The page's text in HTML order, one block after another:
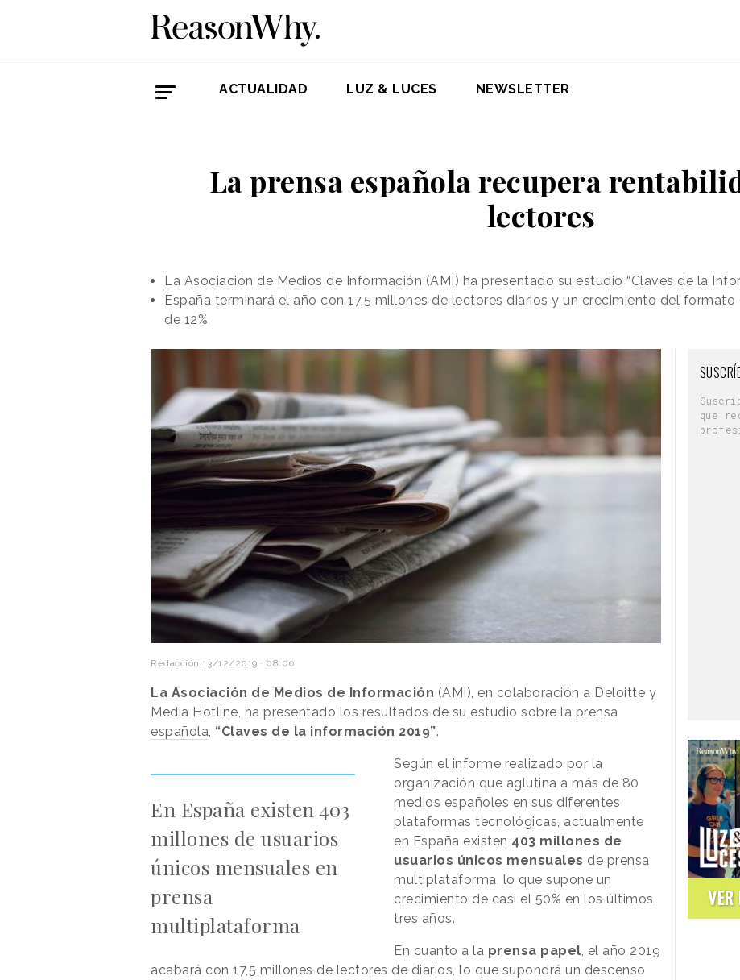
ACTUALIDAD LUZ & LUCES NEWSLETTER
La prensa española recupera
lectores
La Asociación de Medios de Información (AMI) ha presentado su estudio “Claves de la
España terminará el año con 17,5 millones de lectores diarios y un crecimiento del
de 12%
Redacción 13/12/2019 · 08:00
La Asociación de Medios de Información (AMI), en colaboración a Deloitte y
Media Hotline, ha presentado los resultados de su estudio sobre la prensa
española “Claves de la información 2019”.
En España existen 403
millones de usuarios
únicos mensuales en
prensa
multiplataforma
Según el informe realizado por la
organización que aglutina a más de 80
medios españoles en sus diferentes
plataformas tecnológicas, actualmente
en España existen 403 millones de
usuarios únicos mensuales de prensa
multiplataforma, lo que supone un
crecimiento de casi el 50% en los últimos
tres años.
En cuanto a la prensa papel , el año 2019
acabará con 17,5 millones de lectores de diarios, lo que supondrá un descenso
que
VER